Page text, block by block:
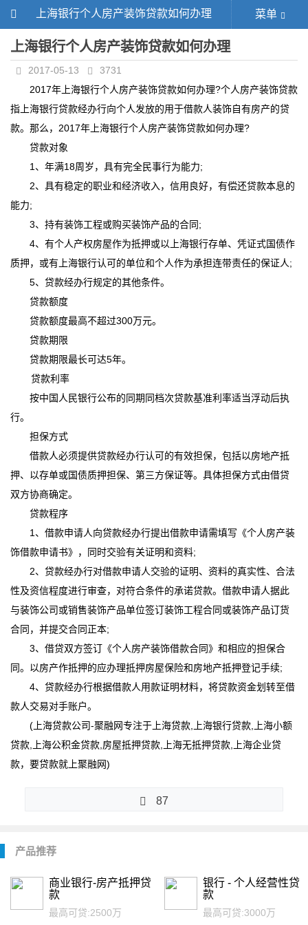
上海银行个人房产装饰贷款如何办理 菜单
上海银行个人房产装饰贷款如何办理
2017-05-13
3731
2017年上海银行个人房产装饰贷款如何办理?个人房产装饰贷款
指上海银行贷款经办行向个人发放的用于借款人装饰自有房产的贷
款。那么，2017年上海银行个人房产装饰贷款如何办理?
贷款对象
1、年满18周岁，具有完全民事行为能力;
2、具有稳定的职业和经济收入，信用良好，有偿还贷款本息的
能力;
3、持有装饰工程或购买装饰产品的合同;
4、有个人产权房屋作为抵押或以上海银行存单、凭证式国债作
质押，或有上海银行认可的单位和个人作为承担连带责任的保证人;
5、贷款经办行规定的其他条件。
贷款额度
贷款额度最高不超过300万元。
贷款期限
贷款期限最长可达5年。
贷款利率
按中国人民银行公布的同期同档次贷款基准利率适当浮动后执
行。
担保方式
借款人必须提供贷款经办行认可的有效担保，包括以房地产抵
押、以存单或国债质押担保、第三方保证等。具体担保方式由借贷
双方协商确定。
贷款程序
1、借款申请人向贷款经办行提出借款申请需填写《个人房产装
饰借款申请书》，同时交验有关证明和资料;
2、贷款经办行对借款申请人交验的证明、资料的真实性、合法
性及资信程度进行审查，对符合条件的承诺贷款。借款申请人据此
与装饰公司或销售装饰产品单位签订装饰工程合同或装饰产品订货
合同，并提交合同正本;
3、借贷双方签订《个人房产装饰借款合同》和相应的担保合
同。以房产作抵押的应办理抵押房屋保险和房地产抵押登记手续;
4、贷款经办行根据借款人用款证明材料，将贷款资金划转至借
款人交易对手账户。
( 上海贷款公司-聚融网专注于 上海贷款,上海银行贷款,上海小额
贷款,上海公积金贷款,房屋抵押贷款,上海无抵押贷款,
上海企业贷
款，要贷款就上聚融网)
87
产品推荐
商业银行-房产抵押贷
款
最高可贷:2500万
银行 - 个人经营性贷
款
最高可贷:3000万